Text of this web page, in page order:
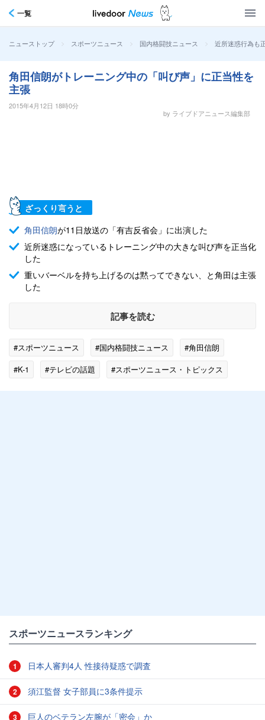
一覧
ニューストップ > スポーツニュース > 国内格闘技ニュース > 近所迷惑行為も
角田信朗がトレーニング中の「叫び声」に正当性を
主張
2015年4月12日 18時0分
by ライブドアニュース編集部
ざっくり言うと
角田信朗が11日放送の「有吉反省会」に出演した
近所迷惑になっているトレーニング中の大きな叫び声を正当化
した
重いバーベルを持ち上げるのは黙ってできない、と角田は主張
した
記事を読む
#スポーツニュース #国内格闘技ニュース
#角田信朗
#K-1
#テレビの話題 #スポーツニュース・トピックス
スポーツニュースランキング
1 日本人審判4人 性接待疑惑で調査
2 須江監督 女子部員に3条件提示
3 巨人のベテラン左腕が「密会」か